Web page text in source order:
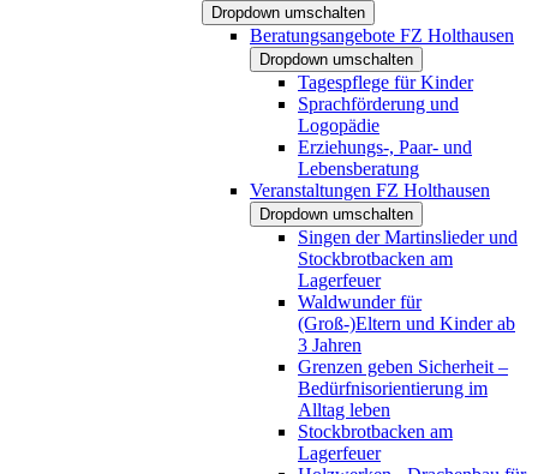
Dropdown umschalten
Beratungsangebote FZ Holthausen
Dropdown umschalten
Tagespflege für Kinder
Sprachförderung und
Logopädie
Erziehungs-, Paar- und
Lebensberatung
Veranstaltungen FZ Holthausen
Dropdown umschalten
Singen der Martinslieder und
Stockbrotbacken am
Lagerfeuer
Waldwunder für
(Groß-)Eltern und Kinder ab
3 Jahren
Grenzen geben Sicherheit –
Bedürfnisorientierung im
Alltag leben
Stockbrotbacken am
Lagerfeuer